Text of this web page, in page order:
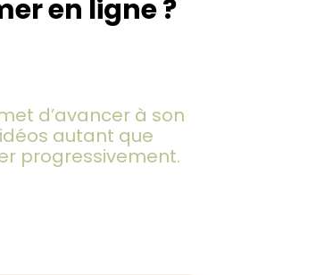
en ligne ?
d’avancer à son
autant que
progressivement.